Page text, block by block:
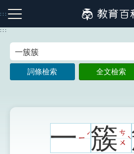
到
主
:::
注音索引圖示 筆畫索引圖示
:::
詞條檢索 全文檢索
一ㄧ
ˊ簇ㄘ
ㄨ
ˋ